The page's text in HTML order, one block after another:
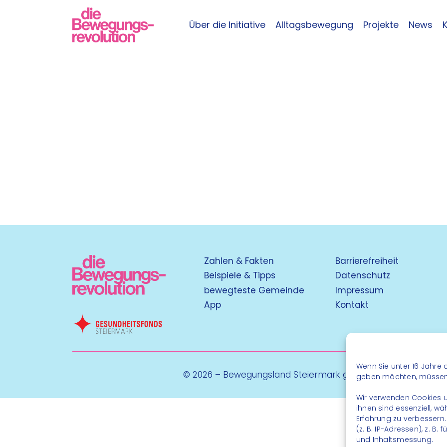
Wenn Sie unter 16
geben möchten,
Wir verwenden Cookies
ihnen sind essenziell,
Erfahrung zu
(z. B. IP-Adressen), z.
und Inhaltsmessung.
Über die Initiative Alltagsbewegung Projekte News
Zahlen & Fakten
Beispiele & Tipps
bewegteste Gemeinde
App
Barrierefreiheit
Datenschutz
Impressum
Kontakt
© 2026 – Bewegungsland Steiermark gGmbH - Alle Rechte